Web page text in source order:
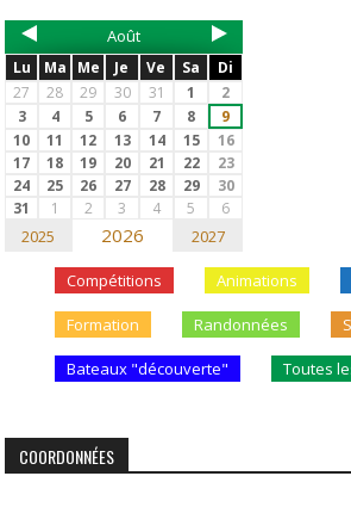
Août
Lu Ma Me Je Ve Sa
Di
27
28 29 30 31 1
2
3
4 5 6 7 8
9
10
11 12 13 14 15
16
17
18 19 20 21 22
23
24
25 26 27 28 29
30
31
1 2 3 4 5 6
2025 2026 2027
Compétitions Animations
Formation Randonnées
Bateaux "découverte" Toutes
COORDONNÉES